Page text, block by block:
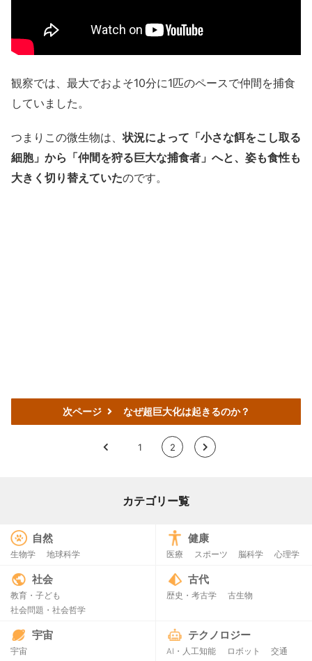
観察では、最大でおよそ10分に1匹のペースで仲間を捕食
していました。
つまりこの微生物は、状況によって「小さな餌をこし取る
細胞」から「仲間を狩る巨大な捕食者」へと、姿も食性も
大きく切り替えていたのです。
次ページ なぜ超巨大化は起きるのか？
< 1 2 >
カテゴリー覧
自然
生物学 地球科学
健康
医療 スポーツ 脳科学 心理学
社会
教育・子ども
社会問題・社会哲学
古代
歴史・考古学 古生物
宇宙
宇宙
テクノロジー
AI・人工知能 ロボット
交通